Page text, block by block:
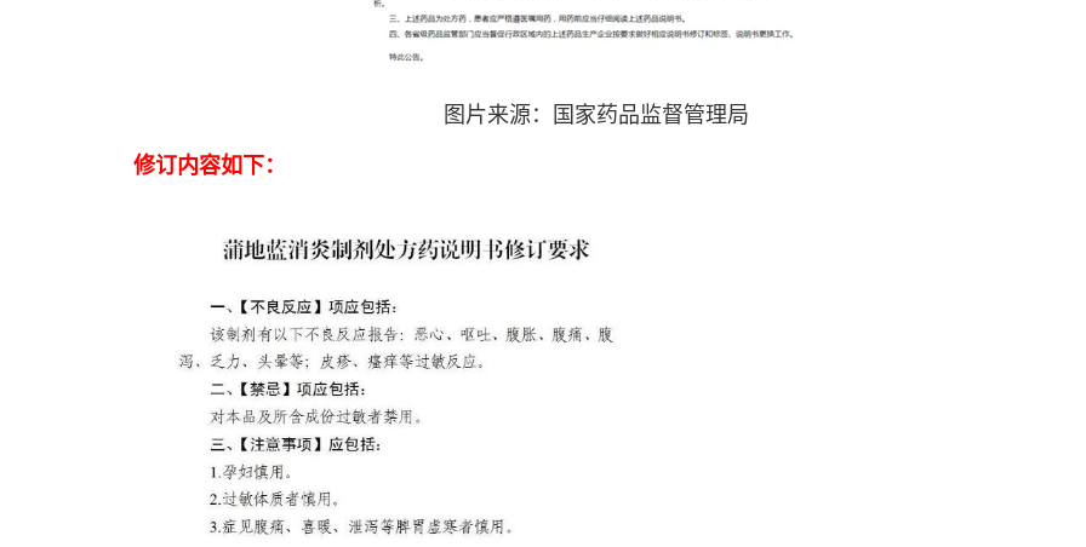
图片来源：国家药品监督管理局
修订内容如下：